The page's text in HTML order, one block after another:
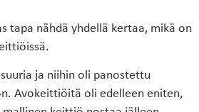
tapa nähdä yhdellä kertaa, mikä on
ja niihin oli panostettu
Avokeittiöitä oli edelleen eniten,